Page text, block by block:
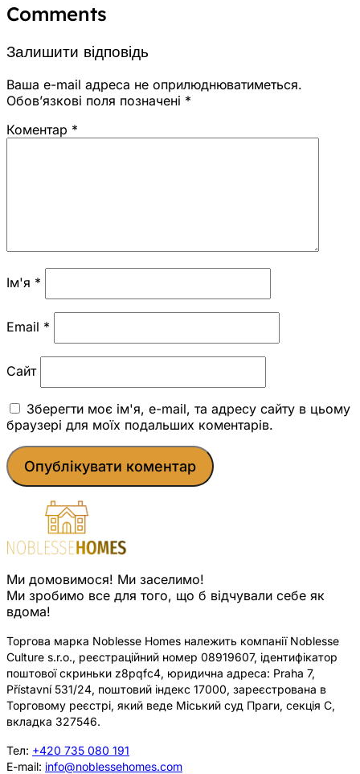
Comments
Залишити відповідь
Ваша e-mail адреса не оприлюднюватиметься.
Обов’язкові поля позначені *
Коментар *
Ім'я *
Email *
Сайт
Зберегти моє ім'я, e-mail, та адресу сайту в цьому
браузері для моїх подальших коментарів.
Ми домовимося! Ми заселимо!
Ми зробимо все для того, що б відчували себе як
вдома!
Торгова марка Noblesse Homes належить компанії Noblesse
Culture s.r.o., реєстраційний номер 08919607, ідентифікатор
поштової скриньки z8pqfc4, юридична адреса: Praha 7,
Přístavní 531/24, поштовий індекс 17000, зареєстрована в
Торговому реєстрі, який веде Міський суд Праги, секція C,
вкладка 327546.
Тел: +420 735 080 191
E-mail: info@noblessehomes.com